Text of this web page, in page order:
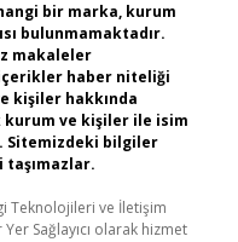
bir marka, kurum
bulunmamaktadır.
makaleler
haber niteliği
kişiler hakkında
kurum ve kişiler ile isim
Sitemizdeki bilgiler
Teknolojileri ve İletişim
Sağlayıcı olarak hizmet